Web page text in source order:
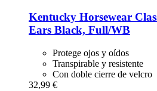
Kentucky Horsewear
Ears Black, Full/WB
Protege ojos y oídos
Transpirable y resistente
Con doble cierre de velcro
32,99 €